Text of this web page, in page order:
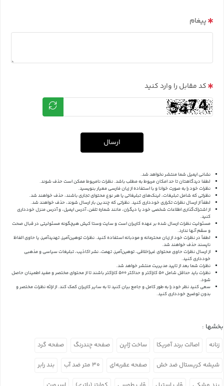
پیغام
کد مقابل را وارد کنید
ارسال
نشانی ایمیل شما منتشر نخواهد شد.
لطفا دیدگاهتان تا حد امکان مربوط به مطلب باشد. نظرات نامربوط ممکن است حذف شوند.
نظرات خود را به صورت خوانا و با استفاده از زبان فارسی معیار بنویسید.
نظراتی که شامل تبلیغات، لینک‌های تبلیغاتی یا هر نوع محتوای تجاری باشند، حذف خواهند شد.
لطفاً از ارسال نظرات تکراری خودداری کنید. نظراتی که چندین بار ارسال شوند، حذف خواهند شد.
از اشتراک‌گذاری اطلاعات شخصی خود یا دیگران، مانند شماره تلفن، آدرس ایمیل، و آدرس منزل خودداری
کنید.
مسئولیت نظرات ارسال شده بر عهده کاربران است و سایت وستا کیش هیچگونه مسئولیتی در قبال صحت
و سقم آنها ندارد.
لطفاً در نظرات خود از زبان محترمانه و مودبانه استفاده کنید. نظرات توهین‌آمیز، تهدیدآمیز، یا حاوی الفاظ
ناپسند حذف خواهند شد.
از ارسال نظرات حاوی محتوای غیراخلاقی، توهین‌آمیز، تهمت، نشر اکاذیب، تبلیغات سیاسی و مذهبی
خودداری کنید.
نظرات شما بعد از تایید مدیریت منتشر خواهد شد.
نظرات باید حداقل شامل 50 کاراکتر و حداکثر 500 کاراکتر باشند تا از محتوای مختصر و مفید اطمینان حاصل
شود.
سعی کنید نظر خود را به طور کامل و جامع بیان کنید تا به سایر کاربران کمک کند.از ارائه نظرات مختصر و
بدون توضیح خودداری کنید.
بخشها :
زنانه اصالت برند آمریکا ساخت ژاپن صفحه چندرنگ صفحه گرد
شیشه کریستال ضد خش صفحه عقربه‌ای ۳۰ متر ضد آب بند رابر